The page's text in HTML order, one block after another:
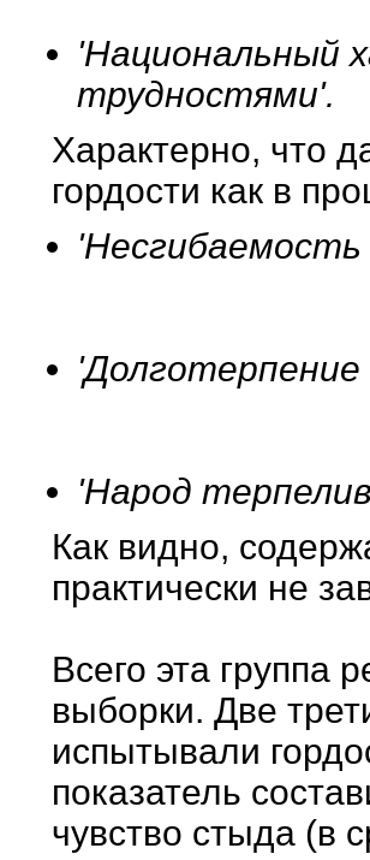
'Национальный
трудностями'.
Характерно, что
гордости как в
'Долготерпение
'Народ
Как видно,
практически не
Всего эта группа
выборки. Две
испытывали
показатель
чувство стыда (в